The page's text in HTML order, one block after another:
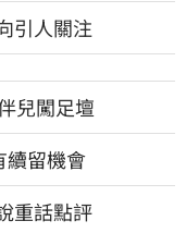
引人關注
兒闖足壇
留機會
重話點評